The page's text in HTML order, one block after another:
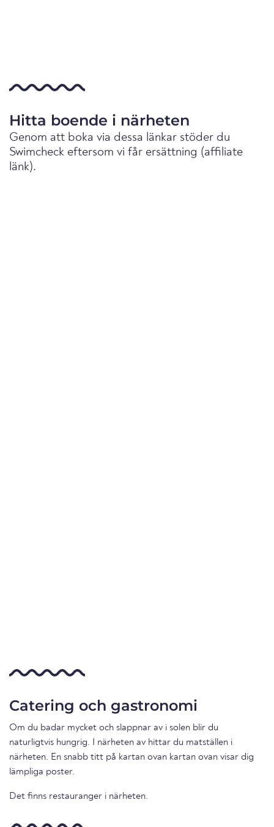
Hitta boende i närheten
Genom att boka via dessa länkar stöder du
Swimcheck eftersom vi får ersättning (affiliate
länk).
Catering och gastronomi
Om du badar mycket och slappnar av i solen blir du
naturligtvis hungrig. I närheten av hittar du matställen i
närheten. En snabb titt på kartan ovan kartan ovan visar dig
lämpliga poster.
Det finns restauranger i närheten.